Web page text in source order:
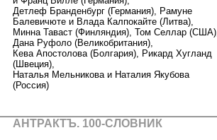
Детлеф Бранденбург (Германия), Рамуне
Балевичюте и Влада Калпокайте (Литва),
Минна Таваст (Финляндия), Том Селлар (США),
Дана Руфоло (Великобритания),
Кева Апостолова (Болгария), Рикард Хугланд
(Швеция),
Наталья Мельникова и Наталия Якубова
(Россия)
АНТРАКТЪ. 100-СЛОВНИК